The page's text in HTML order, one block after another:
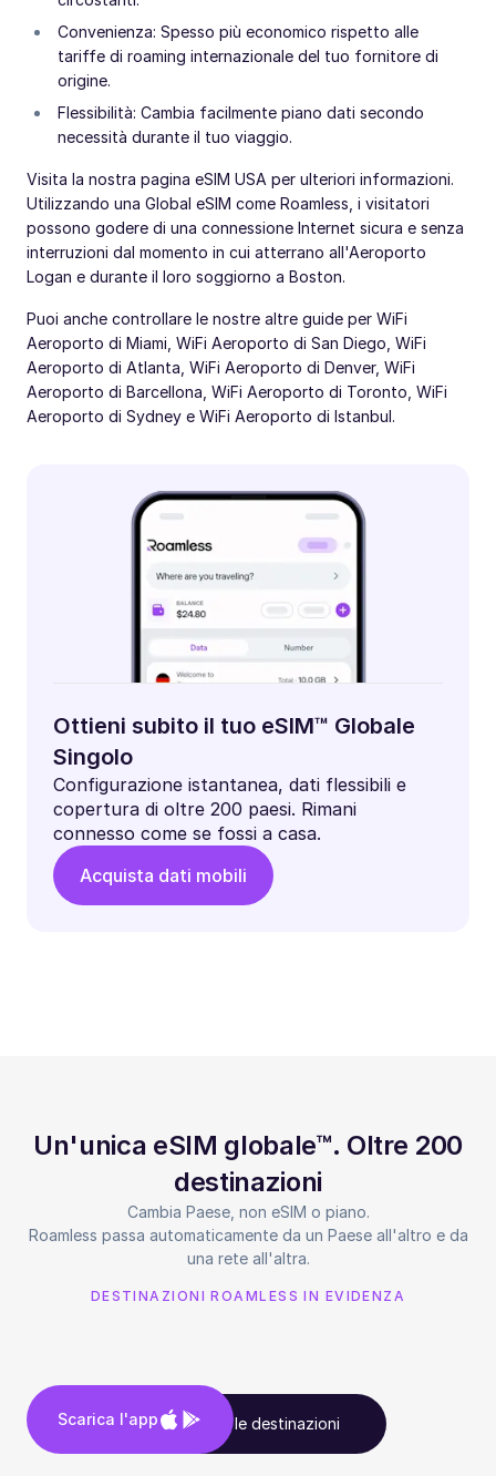
Convenienza: Spesso più economico rispetto alle
tariffe di roaming internazionale del tuo fornitore di
origine.
Flessibilità: Cambia facilmente piano dati secondo
necessità durante il tuo viaggio.
Visita la nostra pagina eSIM USA per ulteriori informazioni.
Utilizzando una Global eSIM come Roamless, i visitatori
possono godere di una connessione Internet sicura e senza
interruzioni dal momento in cui atterrano all'Aeroporto
Logan e durante il loro soggiorno a Boston.
Puoi anche controllare le nostre altre guide per WiFi
Aeroporto di Miami, WiFi Aeroporto di San Diego, WiFi
Aeroporto di Atlanta, WiFi Aeroporto di Denver, WiFi
Aeroporto di Barcellona, WiFi Aeroporto di Toronto, WiFi
Aeroporto di Sydney e WiFi Aeroporto di Istanbul.
Ottieni subito il tuo eSIM™ Globale
Singolo
Configurazione istantanea, dati flessibili e
copertura di oltre 200 paesi. Rimani
connesso come se fossi a casa.
Acquista dati mobili
Un'unica eSIM globale™. Oltre 200
destinazioni
Cambia Paese, non eSIM o piano.
Roamless passa automaticamente da un Paese all'altro e da
una rete all'altra.
DESTINAZIONI ROAMLESS IN EVIDENZA
Vedi tutte le destinazioni
Scarica l'app